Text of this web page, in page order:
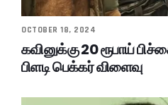
OCTOBER 18, 2024
கவினுக்கு 20 ரூபாய்
பிளடி பெக்கர் விளைவு